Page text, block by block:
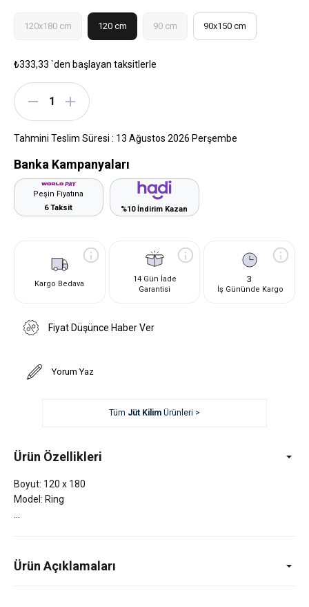
120x180 cm 120 cm 90 cm 90x150 cm
₺333,33 `den başlayan taksitlerle
Tahmini Teslim Süresi : 13 Ağustos 2026 Perşembe
Banka Kampanyaları
Peşin Fiyatına
6 Taksit
%10 İndirim Kazan
Kargo Bedava
14 Gün İade
Garantisi
3
İş Gününde Kargo
Fiyat Düşünce Haber Ver
Yorum Yaz
Tüm Jüt KilimÜrünleri >
Ürün Özellikleri
Boyut: 120 x 180
Model: Ring
Ürün Açıklamaları